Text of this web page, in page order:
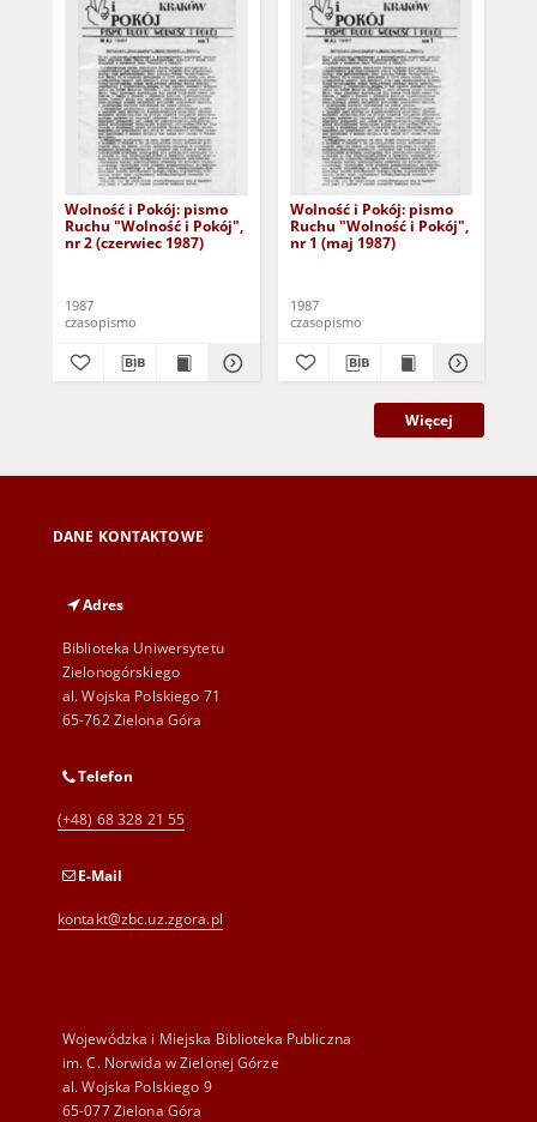
Wolność i Pokój: pismo
Ruchu "Wolność i Pokój",
nr 2 (czerwiec 1987)
1987
czasopismo
Wolność i Pokój: pismo
Ruchu "Wolność i Pokój",
nr 1 (maj 1987)
1987
czasopismo
Więcej
DANE KONTAKTOWE
Adres
Biblioteka Uniwersytetu
Zielonogórskiego
al. Wojska Polskiego 71
65-762 Zielona Góra
Telefon
(+48) 68 328 21 55
E-Mail
kontakt@zbc.uz.zgora.pl
Wojewódzka i Miejska Biblioteka Publiczna
im. C. Norwida w Zielonej Górze
al. Wojska Polskiego 9
65-077 Zielona Góra